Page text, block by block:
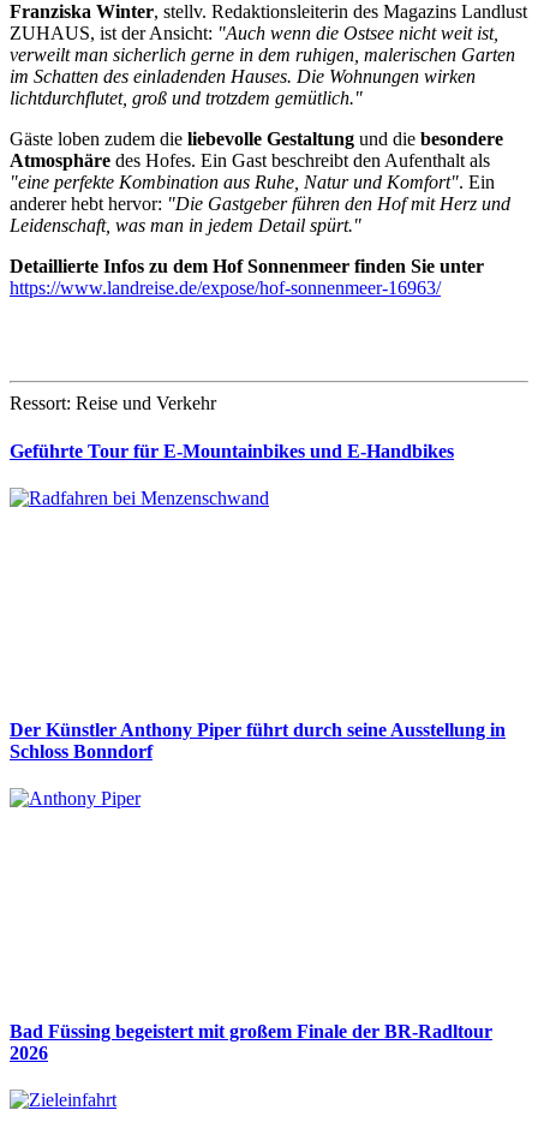
Franziska Winter, stellv. Redaktionsleiterin des Magazins Landlust
ZUHAUS, ist der Ansicht: "Auch wenn die Ostsee nicht weit ist,
verweilt man sicherlich gerne in dem ruhigen, malerischen Garten
im Schatten des einladenden Hauses. Die Wohnungen wirken
lichtdurchflutet, groß und trotzdem gemütlich."
Gäste loben zudem die liebevolle Gestaltung und die besondere
Atmosphäre des Hofes. Ein Gast beschreibt den Aufenthalt als
"eine perfekte Kombination aus Ruhe, Natur und Komfort". Ein
anderer hebt hervor: "Die Gastgeber führen den Hof mit Herz und
Leidenschaft, was man in jedem Detail spürt."
Detaillierte Infos zu dem HofSonnenmeer finden Sie unter
https://www.landreise.de/expose/hof-sonnenmeer-16963/
Ressort: Reise und Verkehr
Geführte Tour für E-Mountainbikes und E-Handbikes
Der Künstler Anthony Piper führt durch seine Ausstellung in
Schloss Bonndorf
Bad Füssing begeistert mit großem Finale der BR-Radltour
2026